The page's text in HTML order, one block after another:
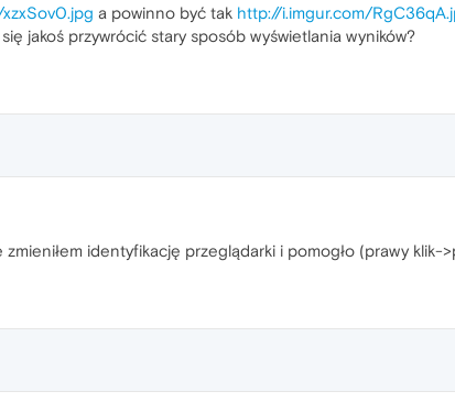
a powinno być tak http://i.imgur.com/
jakoś przywrócić stary sposób wyświetlania wyników?
zmieniłem identyfikację przeglądarki i pomogło (prawy